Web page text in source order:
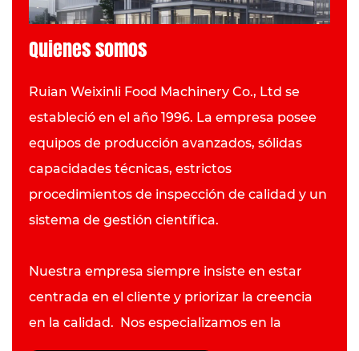
Quienes somos
Ruian Weixinli Food Machinery Co., Ltd se
estableció en el año 1996. La empresa posee
equipos de producción avanzados, sólidas
capacidades técnicas, estrictos
procedimientos de inspección de calidad y un
sistema de gestión científica.
Nuestra empresa siempre insiste en estar
centrada en el cliente y priorizar la creencia
en la calidad. Nos especializamos en la